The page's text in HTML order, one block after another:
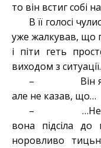
то він встиг собі
В її голосі
уже жалкував, що
і піти геть
виходом з ситуації.
– Він
але не казав, що…
– …Не
вона підсіла до
норовливо